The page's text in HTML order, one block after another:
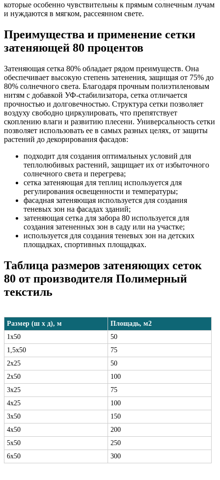
которые особенно чувствительны к прямым солнечным лучам
и нуждаются в мягком, рассеянном свете.
Преимущества и применение сетки
затеняющей 80 процентов
Затеняющая сетка 80% обладает рядом преимуществ. Она
обеспечивает высокую степень затенения, защищая от 75% до
80% солнечного света. Благодаря прочным полиэтиленовым
нитям с добавкой УФ-стабилизатора, сетка отличается
прочностью и долговечностью. Структура сетки позволяет
воздуху свободно циркулировать, что препятствует
скоплению влаги и развитию плесени. Универсальность сетки
позволяет использовать ее в самых разных целях, от защиты
растений до декорирования фасадов:
подходит для создания оптимальных условий для
теплолюбивых растений, защищает их от избыточного
солнечного света и перегрева;
сетка затеняющая для теплиц используется для
регулирования освещенности и температуры;
фасадная затеняющая используется для создания
теневых зон на фасадах зданий;
затеняющая сетка для забора 80 используется для
создания затененных зон в саду или на участке;
используется для создания теневых зон на детских
площадках, спортивных площадках.
Таблица размеров затеняющих сеток
80 от производителя Полимерный
текстиль
Размер (ш х д), м
Площадь, м2
1х50
50
1,5х50
75
2х25
50
2х50
100
3х25
75
4х25
100
3х50
150
4х50
200
5х50
250
6х50
300